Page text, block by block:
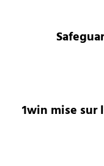
1win mise